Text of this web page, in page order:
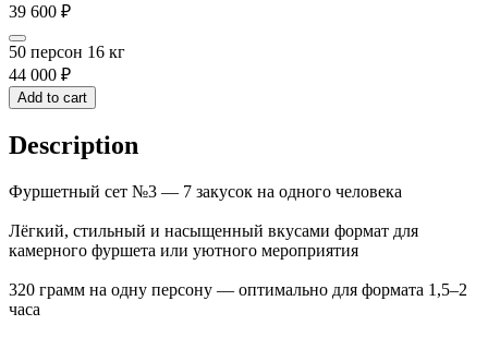
39 600 ₽
50 персон 16 кг
44 000 ₽
Add to cart
Description
Фуршетный сет №3 — 7 закусок на одного человека
Лёгкий, стильный и насыщенный вкусами формат для
камерного фуршета или уютного мероприятия
320 грамм на одну персону — оптимально для формата 1,5–2
часа